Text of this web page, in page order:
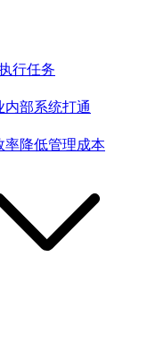
行任务
内部系统打通
率降低管理成本